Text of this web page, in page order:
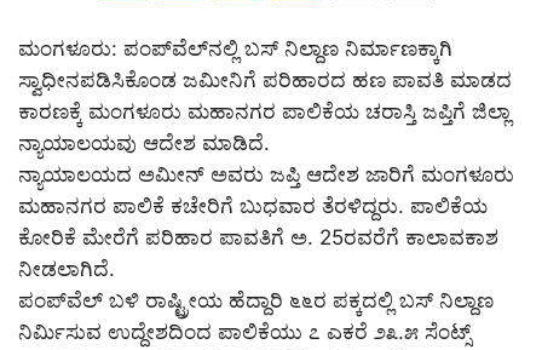
ಮಂಗಳೂರು: ಪಂಪ್‌ವೆಲ್‌ನಲ್ಲಿ ಬಸ್ ನಿಲ್ದಾಣ ನಿರ್ಮಾಣಕ್ಕಾಗಿ
ಸ್ವಾಧೀನಪಡಿಸಿಕೊಂಡ ಜಮೀನಿಗೆ ಪರಿಹಾರದ ಹಣ ಪಾವತಿ ಮಾಡದ
ಕಾರಣಕ್ಕೆ ಮಂಗಳೂರು ಮಹಾನಗರ ಪಾಲಿಕೆಯ ಚರಾಸ್ತಿ ಜಪ್ತಿಗೆ ಜಿಲ್ಲಾ
ನ್ಯಾಯಾಲಯವು ಆದೇಶ ಮಾಡಿದೆ.
ನ್ಯಾಯಾಲಯದ ಅಮೀನ್ ಅವರು ಜಪ್ತಿ ಆದೇಶ ಜಾರಿಗೆ ಮಂಗಳೂರು
ಮಹಾನಗರ ಪಾಲಿಕೆ ಕಚೇರಿಗೆ ಬುಧವಾರ ತೆರಳಿದ್ದರು. ಪಾಲಿಕೆಯ
ಕೋರಿಕೆ ಮೇರೆಗೆ ಪರಿಹಾರ ಪಾವತಿಗೆ ಅ. 25ರವರೆಗೆ ಕಾಲಾವಕಾಶ
ನೀಡಲಾಗಿದೆ.
ಪಂಪ್‌ವೆಲ್ ಬಳಿ ರಾಷ್ಟ್ರೀಯ ಹೆದ್ದಾರಿ ೬೬ರ ಪಕ್ಕದಲ್ಲಿ ಬಸ್ ನಿಲ್ದಾಣ
ನಿರ್ಮಿಸುವ ಉದ್ದೇಶದಿಂದ ಪಾಲಿಕೆಯು ೭ ಎಕರೆ ೨೩.೫ ಸೆಂಟ್ಸ್